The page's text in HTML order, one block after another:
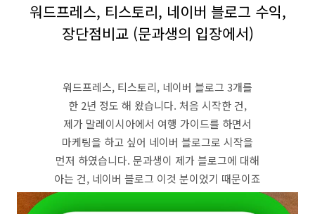
워드프레스, 티스토리, 네이버 블로그 수익,
장단점비교 (문과생의 입장에서)
워드프레스, 티스토리, 네이버 블로그 3개를
한 2년 정도 해 왔습니다. 처음 시작한 건,
제가 말레이시아에서 여행 가이드를 하면서
마케팅을 하고 싶어 네이버 블로그로 시작을
먼저 하였습니다. 문과생이 제가 블로그에 대해
아는 건, 네이버 블로그 이것 분이었기 때문이죠